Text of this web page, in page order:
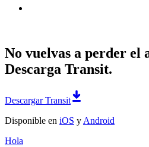
No vuelvas a perder el
Descarga Transit.
Descargar Transit
Disponible en iOS y Android
Hola